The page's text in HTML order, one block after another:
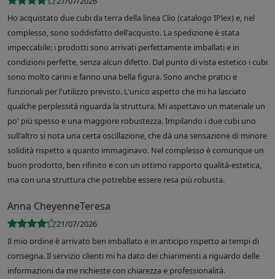
Ho acquistato due cubi da terra della linea Clio (catalogo IPlex) e, nel
complesso, sono soddisfatto dell'acquisto. La spedizione è stata
impeccabile: i prodotti sono arrivati perfettamente imballati e in
condizioni perfette, senza alcun difetto. Dal punto di vista estetico i cubi
sono molto carini e fanno una bella figura. Sono anche pratici e
funzionali per l'utilizzo previsto. L'unico aspetto che mi ha lasciato
qualche perplessità riguarda la struttura. Mi aspettavo un materiale un
po' più spesso e una maggiore robustezza. Impilando i due cubi uno
sull'altro si nota una certa oscillazione, che dà una sensazione di minore
solidità rispetto a quanto immaginavo. Nel complesso è comunque un
buon prodotto, ben rifinito e con un ottimo rapporto qualità-estetica,
ma con una struttura che potrebbe essere resa più robusta.
Anna CheyenneTeresa
21/07/2026
Il mio ordine è arrivato ben imballato e in anticipo rispetto ai tempi di
consegna. Il servizio clienti mi ha dato dei chiarimenti a riguardo delle
informazioni da me richieste con chiarezza e professionalità.